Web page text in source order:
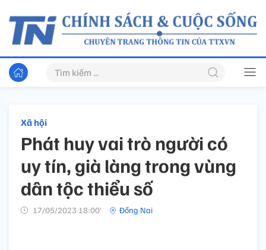
Xã hội
Phát huy vai trò người có
uy tín, già làng trong vùng
dân tộc thiểu số
17/05/2023 18:00’ Đồng Nai